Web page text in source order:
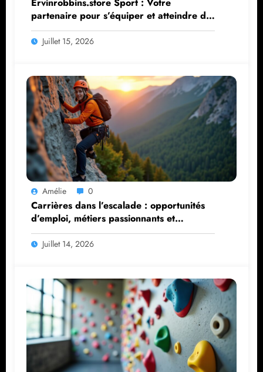
Ervinrobbins.store Sport : Votre
partenaire pour s’équiper et atteindre de
nouveaux sommets
Juillet 15, 2026
Amélie 0
Carrières dans l’escalade : opportunités
d’emploi, métiers passionnants et
parcours de formation
Juillet 14, 2026